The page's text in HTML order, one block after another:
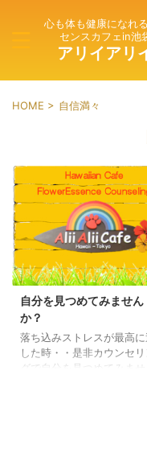
心も体も健康になれ
センスカフェin池
アリイアリ
HOME > 自信満々
自分を見つめてみません
か？
落ち込みストレスが最高に
した時・・是非カウンセリ
グで自分を見つめてみませ